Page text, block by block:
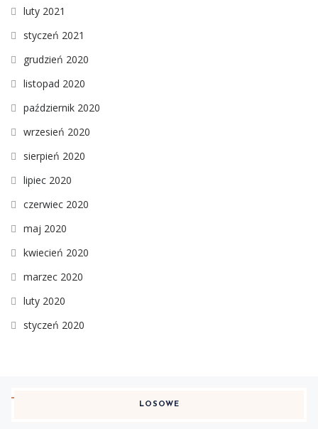
luty 2021
styczeń 2021
grudzień 2020
listopad 2020
październik 2020
wrzesień 2020
sierpień 2020
lipiec 2020
czerwiec 2020
maj 2020
kwiecień 2020
marzec 2020
luty 2020
styczeń 2020
LOSOWE